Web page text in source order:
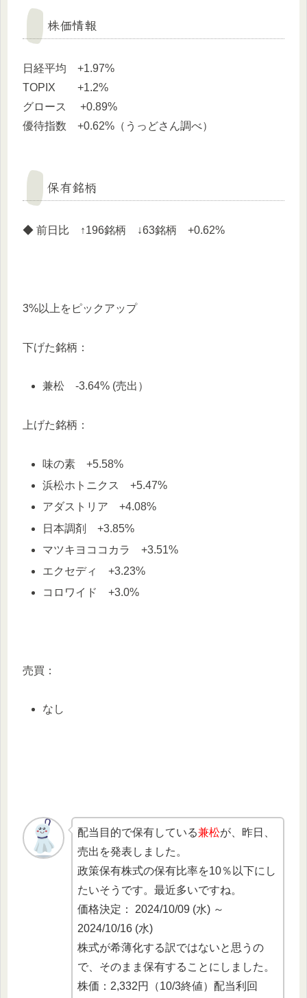
株価情報
日経平均 +1.97%
TOPIX +1.2%
グロース +0.89%
優待指数 +0.62%（うっどさん調べ）
保有銘柄
◆ 前日比 ↑196銘柄 ↓63銘柄 +0.62%
3%以上をピックアップ
下げた銘柄：
兼松 -3.64% (売出）
上げた銘柄：
味の素 +5.58%
浜松ホトニクス +5.47%
アダストリア +4.08%
日本調剤 +3.85%
マツキヨココカラ +3.51%
エクセディ +3.23%
コロワイド +3.0%
売買：
なし
配当目的で保有している兼松が、昨日、
売出を発表しました。
政策保有株式の保有比率を10％以下にし
たいそうです。最近多いですね。
価格決定： 2024/10/09 (水) ～
2024/10/16 (水)
株式が希薄化する訳ではないと思うの
で、そのまま保有することにしました。
株価：2,332円（10/3終値）配当利回